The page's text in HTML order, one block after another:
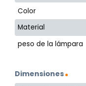
Color
Material
peso de la lámpara
Dimensiones